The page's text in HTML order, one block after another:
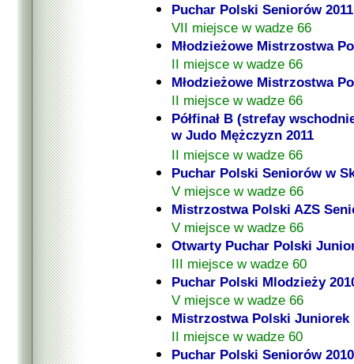
Puchar Polski Seniorów 2011
VII miejsce w wadze 66
Młodzieżowe Mistrzostwa
II miejsce w wadze 66
Młodzieżowe Mistrzostwa
II miejsce w wadze 66
Półfinał B (strefay
w Judo Mężczyzn 2011
II miejsce w wadze 66
Puchar Polski Seniorów w
V miejsce w wadze 66
Mistrzostwa Polski AZS
V miejsce w wadze 66
Otwarty Puchar Polski
III miejsce w wadze 60
Puchar Polski Mlodzieży
V miejsce w wadze 66
Mistrzostwa Polski Juniorek
II miejsce w wadze 60
Puchar Polski Seniorów 2010